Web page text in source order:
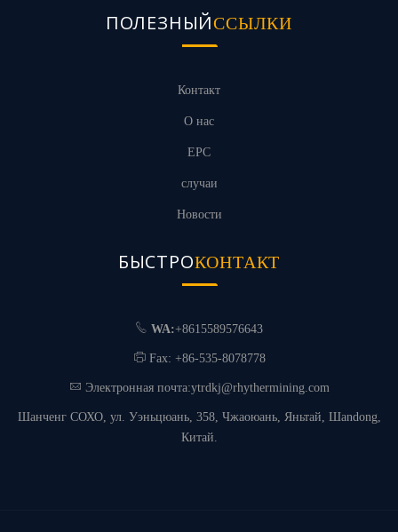
ПОЛЕЗНЫЙССЫЛКИ
Контакт
О нас
EPC
случаи
Новости
БЫСТРОКОНТАКТ
WA:+8615589576643
Fax: +86-535-8078778
Электронная почта:ytrdkj@rhythermining.com
Шанченг СОХО, ул. Уэньцюань, 358, Чжаоюань, Яньтай, Шandong,
Китай.